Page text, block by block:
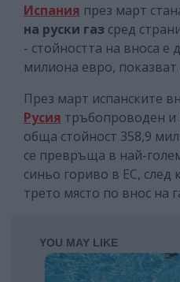
Испания през март
на руски газ сред
- стойността на вноса е
милиона евро,
През март испанските
Русия тръбопроводен и
обща стойност 358,9
се превръща в най-
синьо гориво в ЕС, след
трето място по внос на